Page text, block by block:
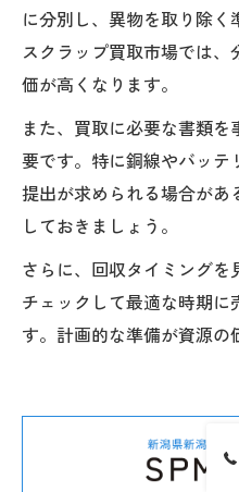
に分別し、異物を取り除
スクラップ買取市場では
価が高くなります。
また、買取に必要な書類
要です。特に銅線やバッ
提出が求められる場合が
しておきましょう。
さらに、回収タイミング
チェックして最適な時期
す。計画的な準備が資源の